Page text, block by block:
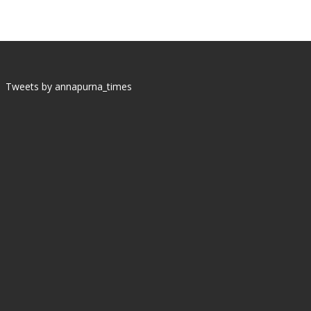
Tweets by annapurna_times